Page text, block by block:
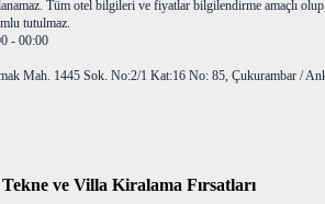
Tüm otel bilgileri ve fiyatlar bilgilendirme amaçlı
tutulmaz.
- 00:00
Mah. 1445 Sok. No:2/1 Kat:16 No: 85, Çukurambar /
Tekne ve Villa Kiralama Fırsatları